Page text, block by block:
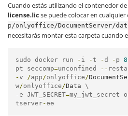
Cuando estás utilizando el contenedor
license.lic se puede colocar en
p/onlyoffice/DocumentServer/
necesitarás montar esta carpeta cuando
sudo docker run - i -t -d - p
pt seccomp=unconfined --
-v /app/onlyoffice/
w/onlyoffice/Data
-e JWT_SECRET=my_jwt_secret
tserver-ee